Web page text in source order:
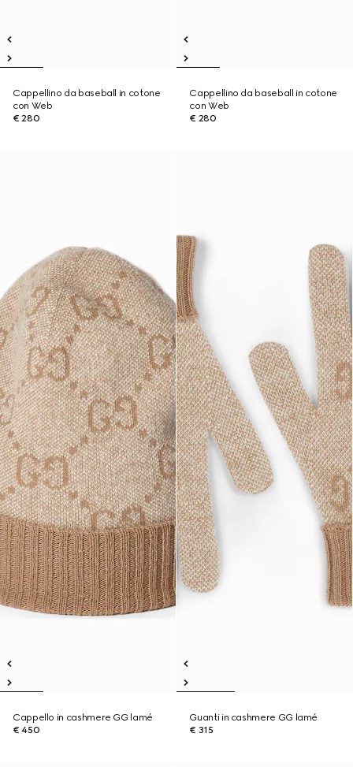
Cappellino da baseball in cotone
con Web
€ 280
Cappellino da baseball in cotone
con Web
€ 280
Cappello in cashmere GG lamé
€ 450
Guanti in cashmere GG lamé
€ 315